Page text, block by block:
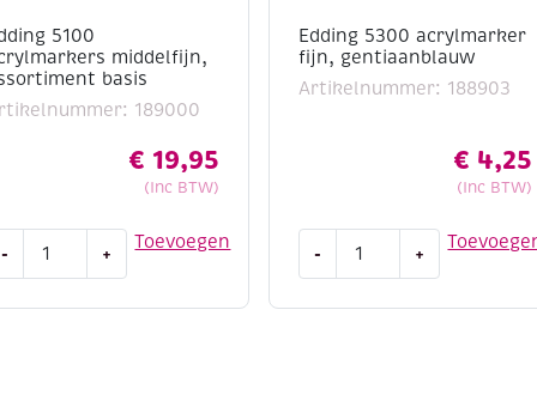
5100
middelfijn,
basis
189000
€ 19,95
(Inc BTW)
Toevoegen
- +
Edding 5300 acrylmarker
fijn, gentiaanblauw
Artikelnummer: 188903
€ 4,25
(Inc BTW)
- +